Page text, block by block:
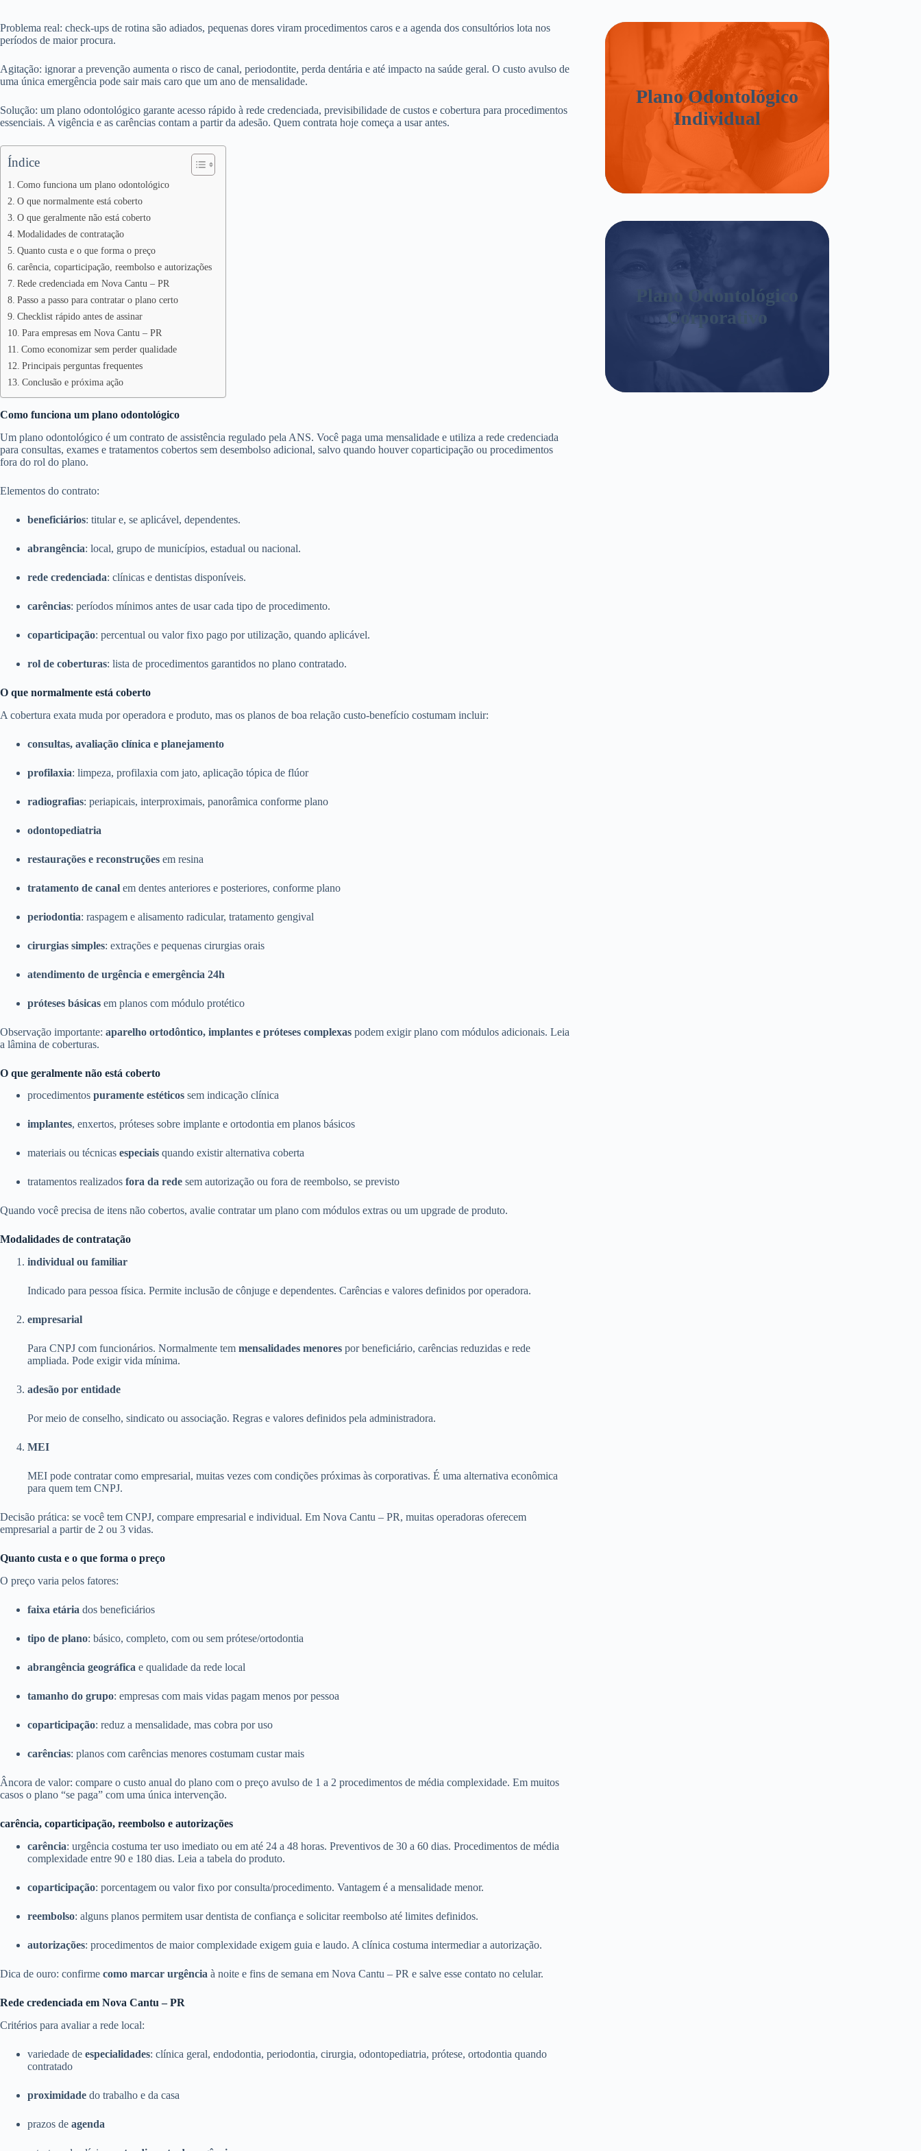
Problema real: check-ups de rotina são adiados, pequenas dores viram procedimentos caros e a agenda dos consultórios lota nos
períodos de maior procura.
Agitação: ignorar a prevenção aumenta o risco de canal, periodontite, perda dentária e até impacto na saúde geral. O custo avulso de
uma única emergência pode sair mais caro que um ano de mensalidade.
Solução: um plano odontológico garante acesso rápido à rede credenciada, previsibilidade de custos e cobertura para procedimentos
essenciais. A vigência e as carências contam a partir da adesão. Quem contrata hoje começa a usar antes.
Índice
Como funciona um plano odontológico
O que normalmente está coberto
O que geralmente não está coberto
Modalidades de contratação
Quanto custa e o que forma o preço
carência, coparticipação, reembolso e autorizações
Rede credenciada em Nova Cantu – PR
Passo a passo para contratar o plano certo
Checklist rápido antes de assinar
Para empresas em Nova Cantu – PR
Como economizar sem perder qualidade
Principais perguntas frequentes
Conclusão e próxima ação
Como funciona um plano odontológico
Um plano odontológico é um contrato de assistência regulado pela ANS. Você paga uma mensalidade e utiliza a rede credenciada
para consultas, exames e tratamentos cobertos sem desembolso adicional, salvo quando houver coparticipação ou procedimentos
fora do rol do plano.
Elementos do contrato:
beneficiários: titular e, se aplicável, dependentes.
abrangência: local, grupo de municípios, estadual ou nacional.
rede credenciada: clínicas e dentistas disponíveis.
carências: períodos mínimos antes de usar cada tipo de procedimento.
coparticipação: percentual ou valor fixo pago por utilização, quando aplicável.
rol de coberturas: lista de procedimentos garantidos no plano contratado.
O que normalmente está coberto
A cobertura exata muda por operadora e produto, mas os planos de boa relação custo-benefício costumam incluir:
consultas, avaliação clínica e planejamento
profilaxia: limpeza, profilaxia com jato, aplicação tópica de flúor
radiografias: periapicais, interproximais, panorâmica conforme plano
odontopediatria
restaurações e reconstruções em resina
tratamento de canal em dentes anteriores e posteriores, conforme plano
periodontia: raspagem e alisamento radicular, tratamento gengival
cirurgias simples: extrações e pequenas cirurgias orais
atendimento de urgência e emergência 24h
próteses básicas em planos com módulo protético
Observação importante: aparelho ortodôntico, implantes e próteses complexas podem exigir plano com módulos adicionais. Leia
a lâmina de coberturas.
O que geralmente não está coberto
procedimentos puramente estéticos sem indicação clínica
implantes, enxertos, próteses sobre implante e ortodontia em planos básicos
materiais ou técnicas especiais quando existir alternativa coberta
tratamentos realizados fora da rede sem autorização ou fora de reembolso, se previsto
Quando você precisa de itens não cobertos, avalie contratar um plano com módulos extras ou um upgrade de produto.
Modalidades de contratação
individual ou familiar
Indicado para pessoa física. Permite inclusão de cônjuge e dependentes. Carências e valores definidos por operadora.
empresarial
Para CNPJ com funcionários. Normalmente tem mensalidades menores por beneficiário, carências reduzidas e rede
ampliada. Pode exigir vida mínima.
adesão por entidade
Por meio de conselho, sindicato ou associação. Regras e valores definidos pela administradora.
MEI
MEI pode contratar como empresarial, muitas vezes com condições próximas às corporativas. É uma alternativa econômica
para quem tem CNPJ.
Decisão prática: se você tem CNPJ, compare empresarial e individual. Em Nova Cantu – PR, muitas operadoras oferecem
empresarial a partir de 2 ou 3 vidas.
Quanto custa e o que forma o preço
O preço varia pelos fatores:
faixa etária dos beneficiários
tipo de plano: básico, completo, com ou sem prótese/ortodontia
abrangência geográfica e qualidade da rede local
tamanho do grupo: empresas com mais vidas pagam menos por pessoa
coparticipação: reduz a mensalidade, mas cobra por uso
carências: planos com carências menores costumam custar mais
Âncora de valor: compare o custo anual do plano com o preço avulso de 1 a 2 procedimentos de média complexidade. Em muitos
casos o plano “se paga” com uma única intervenção.
carência, coparticipação, reembolso e autorizações
carência: urgência costuma ter uso imediato ou em até 24 a 48 horas. Preventivos de 30 a 60 dias. Procedimentos de média
complexidade entre 90 e 180 dias. Leia a tabela do produto.
coparticipação: porcentagem ou valor fixo por consulta/procedimento. Vantagem é a mensalidade menor.
reembolso: alguns planos permitem usar dentista de confiança e solicitar reembolso até limites definidos.
autorizações: procedimentos de maior complexidade exigem guia e laudo. A clínica costuma intermediar a autorização.
Dica de ouro: confirme como marcar urgência à noite e fins de semana em Nova Cantu – PR e salve esse contato no celular.
Rede credenciada em Nova Cantu – PR
Critérios para avaliar a rede local:
variedade de especialidades: clínica geral, endodontia, periodontia, cirurgia, odontopediatria, prótese, ortodontia quando
contratado
proximidade do trabalho e da casa
prazos de agenda
Plano Odontológico
Individual
Plano Odontológico
Corporativo